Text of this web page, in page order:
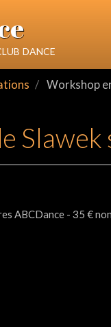
dance
Workshop
ABCDance - 35 €